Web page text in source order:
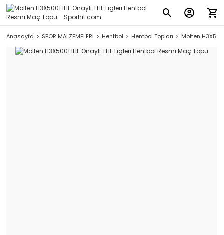
Anasayfa SPOR MALZEMELERİ Hentbol Hentbol Topları Molten